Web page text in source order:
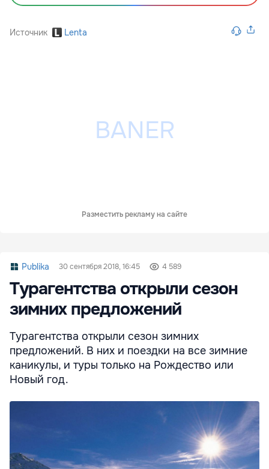
Источник Lenta
Разместить рекламу на сайте
Publika 30 сентября 2018, 16:45 4 589
Турагентства открыли сезон
зимних предложений
Турагентства открыли сезон зимних
предложений. В них и поездки на все зимние
каникулы, и туры только на Рождество или
Новый год.